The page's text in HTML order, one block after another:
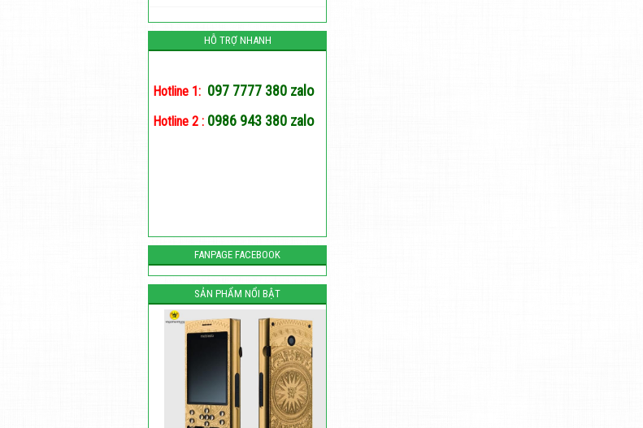
HỖ TRỢ NHANH
Hotline 1: 097 7777 380 zalo
Hotline 2 : 0986 943 380 zalo
FANPAGE FACEBOOK
SẢN PHẨM NỔI BẬT